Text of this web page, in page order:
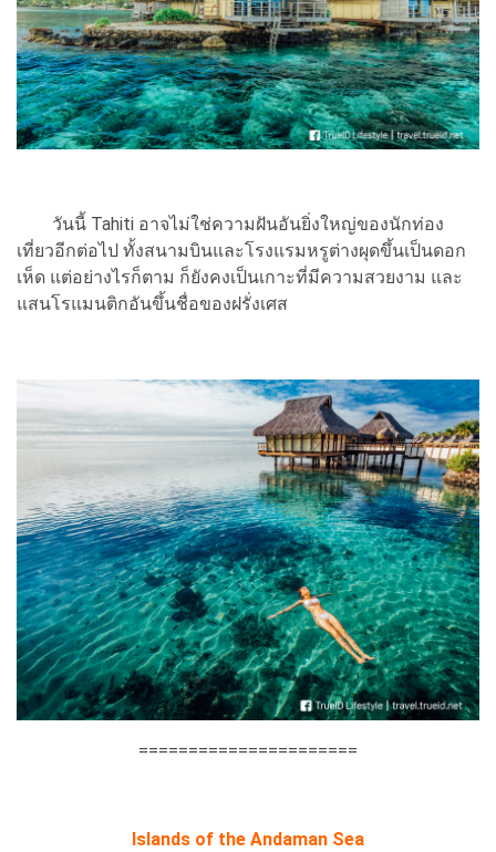
วันนี้ Tahiti อาจไม่ใช่ความฝันอันยิ่งใหญ่ของนักท่อง
เที่ยวอีกต่อไป ทั้งสนามบินและโรงแรมหรูต่างผุดขึ้นเป็นดอก
เห็ด แต่อย่างไรก็ตาม ก็ยังคงเป็นเกาะที่มีความสวยงาม และ
แสนโรแมนติกอันขึ้นชื่อของฝรั่งเศส
======================
Islands of the Andaman Sea